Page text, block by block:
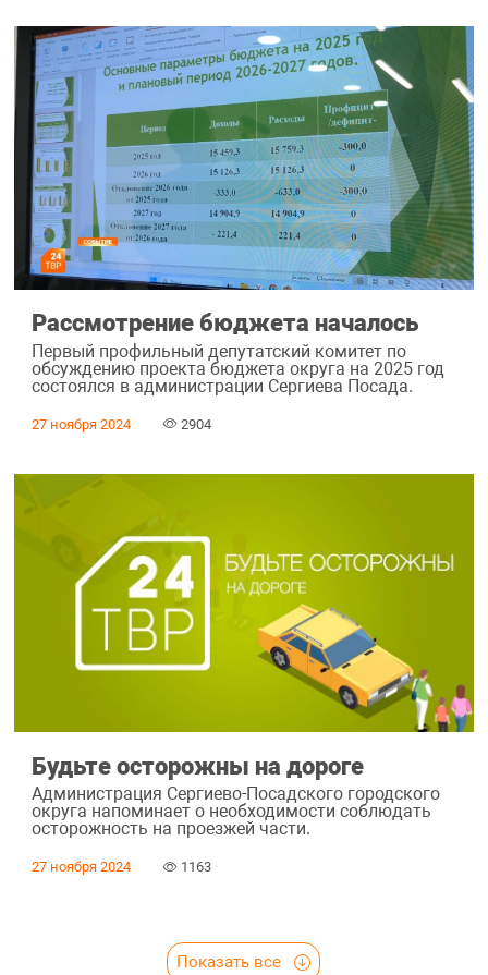
Рассмотрение бюджета началось
Первый профильный депутатский комитет по
обсуждению проекта бюджета округа на 2025 год
состоялся в администрации Сергиева Посада.
27 ноября 2024 2904
Будьте осторожны на дороге
Администрация Сергиево-Посадского городского
округа напоминает о необходимости соблюдать
осторожность на проезжей части.
27 ноября 2024 1163
Показать все